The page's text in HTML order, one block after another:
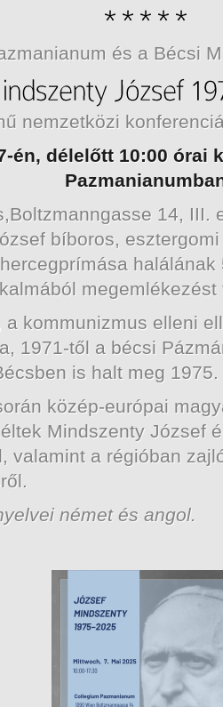
és a Bécsi
nemzetközi
én, délelőtt 10:00 órai
14, III.
bíboros,
halálának
megemlékezést
a kommunizmus elleni
1971-től a bécsi
is halt meg
közép-európai
Mindszenty József
valamint a régióban
német és angol.